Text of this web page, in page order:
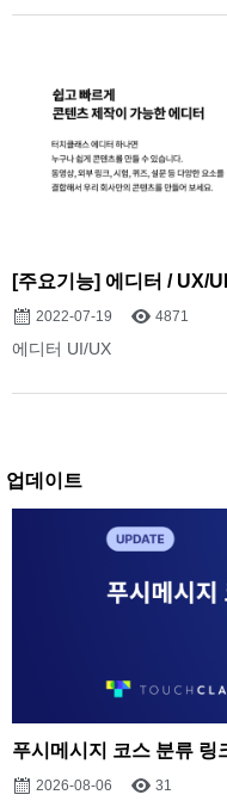
[주요기능] 에디터 / UX/UI
2022-07-19 4871
에디터 UI/UX
업데이트
푸시메시지 코스 분류 링
2026-08-06 31